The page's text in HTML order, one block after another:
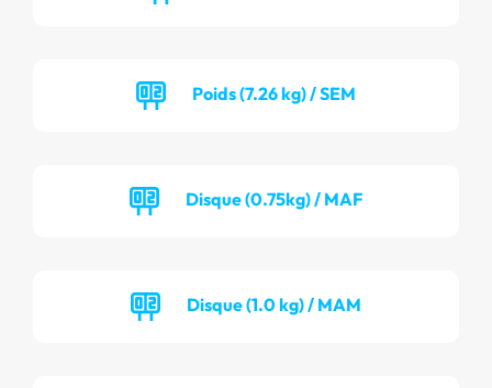
Poids (7.26 kg) / SEM
Disque (0.75kg) / MAF
Disque (1.0 kg) / MAM